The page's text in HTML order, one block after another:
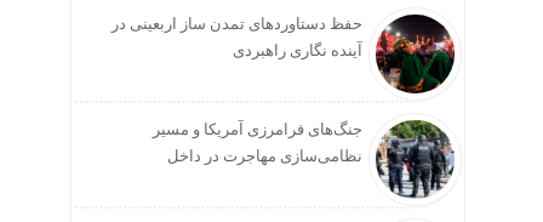
حفظ دستاوردهای تمدن ساز اربعینی در
آینده نگاری راهبردی
جنگ‌های فرامرزی آمریکا و مسیر
نظامی‌سازی مهاجرت در داخل